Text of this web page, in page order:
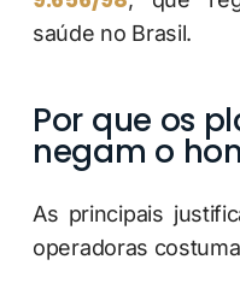
saúde no Brasil.
Por que os
negam o
As principais
operadoras